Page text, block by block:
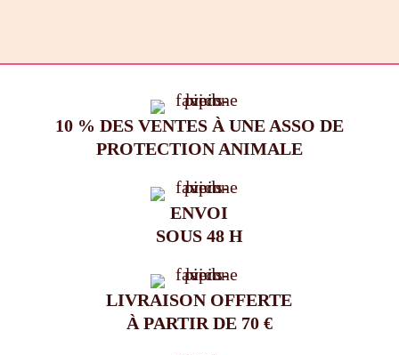
10 % DES VENTES À UNE ASSO DE
PROTECTION ANIMALE
ENVOI
SOUS 48 H
LIVRAISON OFFERTE
À PARTIR DE 70 €